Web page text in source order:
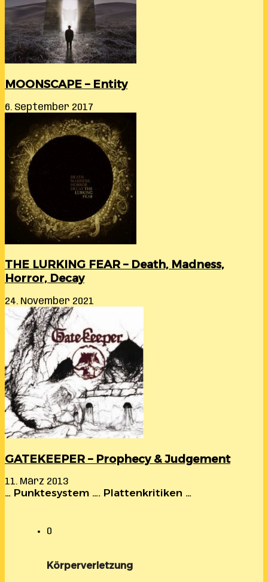
MOONSCAPE – Entity
6. September 2017
THE LURKING FEAR – Death, Madness,
Horror, Decay
24. November 2021
GATEKEEPER – Prophecy & Judgement
11. März 2013
… Punktesystem …. Plattenkritiken …
0
Körperverletzung